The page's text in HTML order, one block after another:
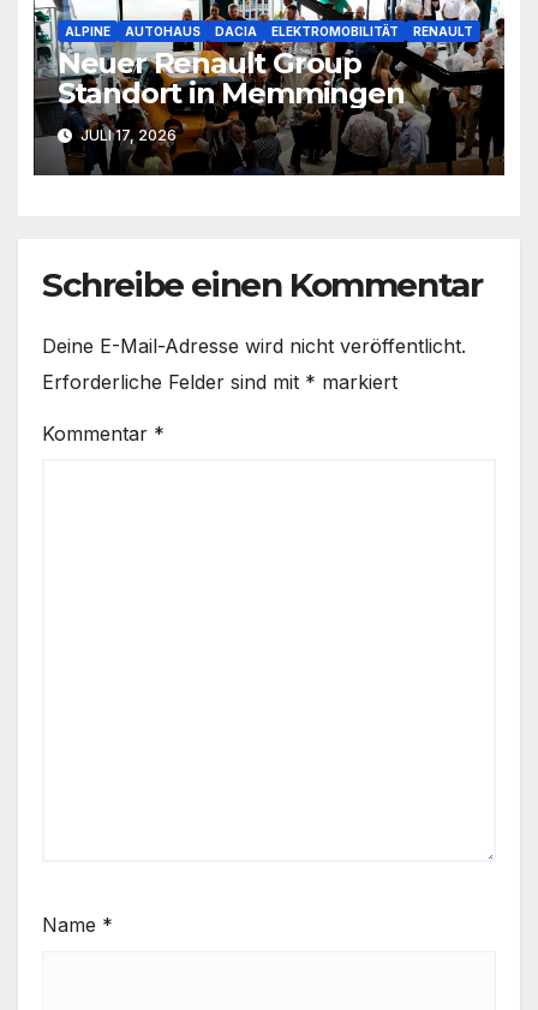
ALPINE AUTOHAUS DACIA ELEKTROMOBILITÄT RENAULT
Neuer Renault Group
Standort in Memmingen
JULI 17, 2026
Schreibe einen Kommentar
Deine E-Mail-Adresse wird nicht veröffentlicht.
Erforderliche Felder sind mit * markiert
Kommentar *
Name *